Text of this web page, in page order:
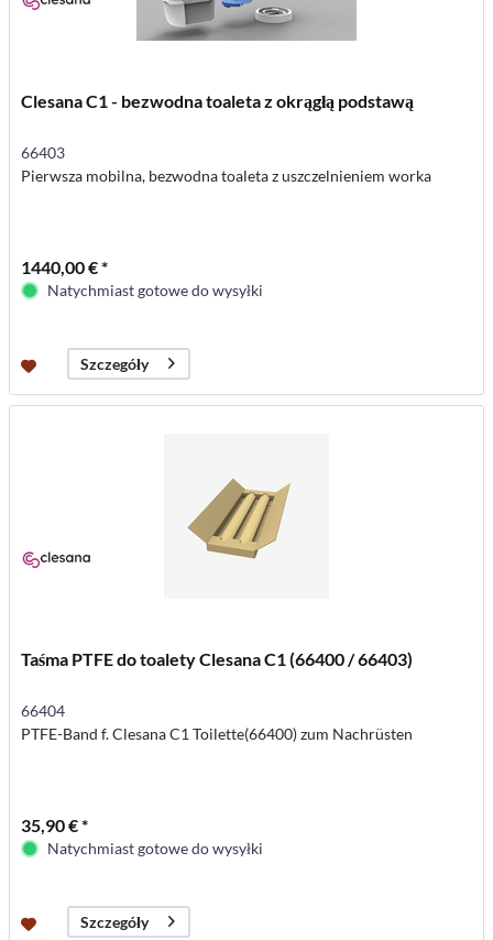
Clesana C1 - bezwodna toaleta z okrągłą podstawą
66403
Pierwsza mobilna, bezwodna toaleta z uszczelnieniem worka
1440,00 € *
Natychmiast gotowe do wysyłki
Szczegóły
Taśma PTFE do toalety Clesana C1 (66400 / 66403)
66404
PTFE-Band f. Clesana C1 Toilette(66400) zum Nachrüsten
35,90 € *
Natychmiast gotowe do wysyłki
Szczegóły